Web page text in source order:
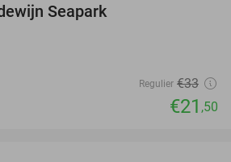
Seapark
Regulier €33
€21 ,50